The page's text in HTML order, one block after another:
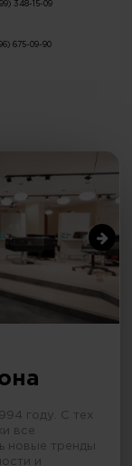
348-15-09
675-09-90
году. С тех
все
новые тренды
и